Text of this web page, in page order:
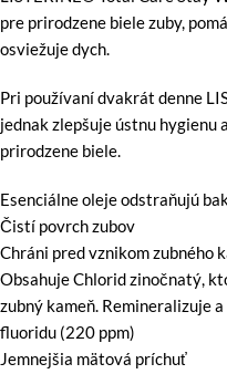
pre prirodzene biele zuby,
osviežuje dych.
Pri používaní dvakrát denne
jednak zlepšuje ústnu hygienu
prirodzene biele.
Esenciálne oleje odstraňujú
Čistí povrch zubov
Chráni pred vznikom zubného
Obsahuje Chlorid zinočnatý,
zubný kameň. Remineralizuje
fluoridu (220 ppm)
Jemnejšia mätová príchuť